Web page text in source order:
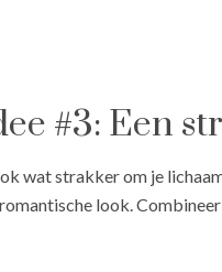
#3: Een
wat strakker om je
look.